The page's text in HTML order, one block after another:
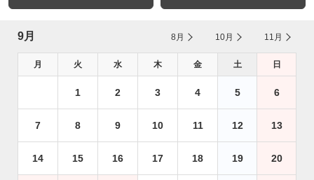
9月 8月 10月 11月
月 火 水 木 金 土 日
1 2 3 4 5 6
7 8 9 10 11 12 13
14 15 16 17 18 19 20